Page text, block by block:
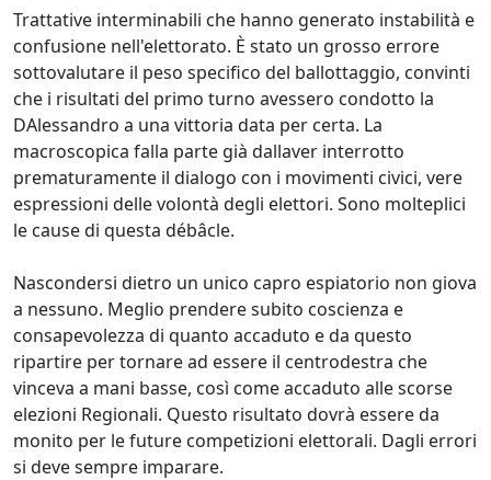
Trattative interminabili che hanno generato instabilità e
confusione nell'elettorato. È stato un grosso errore
sottovalutare il peso specifico del ballottaggio, convinti
che i risultati del primo turno avessero condotto la
DAlessandro a una vittoria data per certa. La
macroscopica falla parte già dallaver interrotto
prematuramente il dialogo con i movimenti civici, vere
espressioni delle volontà degli elettori. Sono molteplici
le cause di questa débâcle.
Nascondersi dietro un unico capro espiatorio non giova
a nessuno. Meglio prendere subito coscienza e
consapevolezza di quanto accaduto e da questo
ripartire per tornare ad essere il centrodestra che
vinceva a mani basse, così come accaduto alle scorse
elezioni Regionali. Questo risultato dovrà essere da
monito per le future competizioni elettorali. Dagli errori
si deve sempre imparare.